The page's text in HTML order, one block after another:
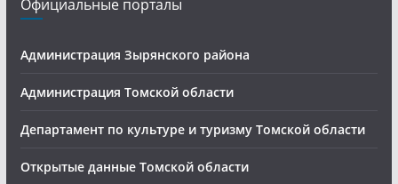
Официальные порталы
Администрация Зырянского района
Администрация Томской области
Департамент по культуре и туризму Томской области
Открытые данные Томской области